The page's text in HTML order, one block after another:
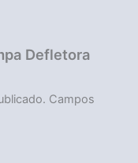
Defletora
Campos